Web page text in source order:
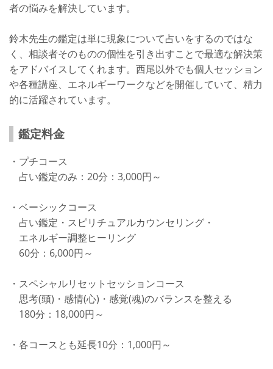
者の悩みを解決しています。
鈴木先生の鑑定は単に現象について占いをするのではな
く、相談者そのものの個性を引き出すことで最適な解決策
をアドバイスしてくれます。西尾以外でも個人セッション
や各種講座、エネルギーワークなどを開催していて、精力
的に活躍されています。
鑑定料金
・プチコース
占い鑑定のみ：20分：3,000円～
・ベーシックコース
占い鑑定・スピリチュアルカウンセリング・
エネルギー調整ヒーリング
60分：6,000円～
・スペシャルリセットセッションコース
思考(頭)・感情(心)・感覚(魂)のバランスを整える
180分：18,000円～
・各コースとも延長10分：1,000円～